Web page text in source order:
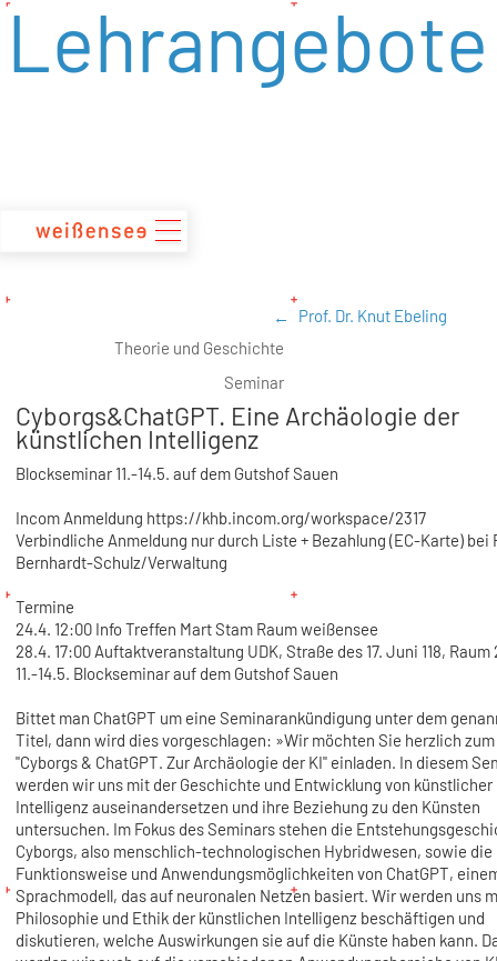
zumLehrangebote
Prof. Dr. Knut Ebeling
Theorie und Geschichte
Seminar
Cyborgs&ChatGPT. Eine Archäologie der
künstlichen Intelligenz
Blockseminar 11.-14.5. auf dem Gutshof Sauen
Incom Anmeldung https://khb.incom.org/workspace/2317
Verbindliche Anmeldung nur durch Liste + Bezahlung (EC-Karte) bei
Bernhardt-Schulz/Verwaltung
Termine
24.4. 12:00 Info Treffen Mart Stam Raum weißensee
28.4. 17:00 Auftaktveranstaltung UDK, Straße des 17. Juni 118, Raum
11.-14.5. Blockseminar auf dem Gutshof Sauen
Bittet man ChatGPT um eine Seminarankündigung unter dem
Titel, dann wird dies vorgeschlagen: »Wir möchten Sie herzlich
"Cyborgs & ChatGPT. Zur Archäologie der KI" einladen. In diesem
werden wir uns mit der Geschichte und Entwicklung von künstlicher
Intelligenz auseinandersetzen und ihre Beziehung zu den Künsten
untersuchen. Im Fokus des Seminars stehen die
Cyborgs, also menschlich-technologischen Hybridwesen, sowie die
Funktionsweise und Anwendungsmöglichkeiten von ChatGPT,
Sprachmodell, das auf neuronalen Netzen basiert. Wir werden uns
Philosophie und Ethik der künstlichen Intelligenz beschäftigen und
diskutieren, welche Auswirkungen sie auf die Künste haben kann.